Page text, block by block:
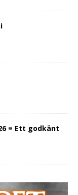
= Ett godkänt